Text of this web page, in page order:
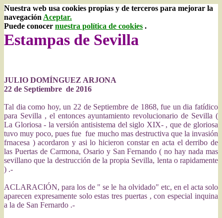
Nuestra web usa cookies propias y de terceros para mejorar la
navegación Aceptar.
Puede conocer nuestra política de cookies .
Estampas de Sevilla
JULIO DOMÍNGUEZ ARJONA
22 de Septiembre de 2016
Tal dia como hoy, un 22 de Septiembre de 1868, fue un dia fatídico
para Sevilla , el entonces ayuntamiento revolucionario de Sevilla (
La Gloriosa - la versión antisistema del siglo XIX- , que de gloriosa
tuvo muy poco, pues fue fue mucho mas destructiva que la invasión
frnacesa ) acordaron y asi lo hicieron constar en acta el derribo de
las Puertas de Carmona, Osario y San Fernando ( no hay nada mas
sevillano que la destrucción de la propia Sevilla, lenta o rapidamente
) .-
ACLARACIÓN, para los de " se le ha olvidado" etc, en el acta solo
aparecen expresamente solo estas tres puertas , con especial inquina
a la de San Fernardo .-